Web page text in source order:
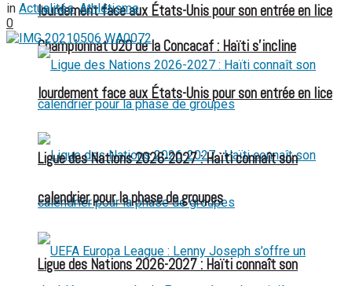
Championnat U20 de la Concacaf : Haïti s’incline
lourdement face aux États-Unis pour son entrée en lice
Ligue des Nations 2026-2027 : Haïti connaît son
lourdement face aux États-Unis pour son entrée en lice
Ligue des Nations 2026-2027 : Haïti connaît son
calendrier pour la phase de groupes
in Actualités,Athlétisme
0